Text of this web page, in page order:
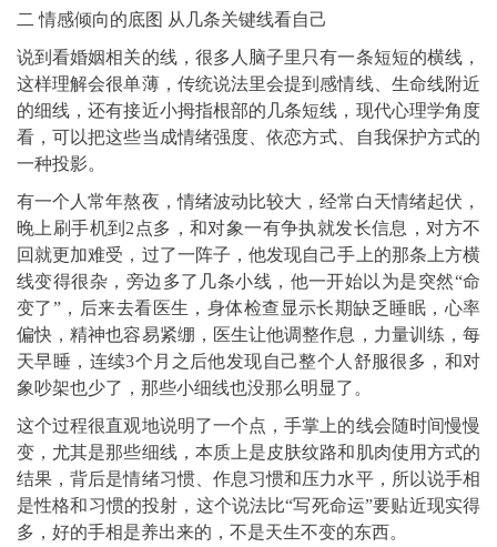
二 情感倾向的底图 从几条关键线看自己
说到看婚姻相关的线，很多人脑子里只有一条短短的横线，
这样理解会很单薄，传统说法里会提到感情线、生命线附近
的细线，还有接近小拇指根部的几条短线，现代心理学角度
看，可以把这些当成情绪强度、依恋方式、自我保护方式的
一种投影。
有一个人常年熬夜，情绪波动比较大，经常白天情绪起伏，
晚上刷手机到2点多，和对象一有争执就发长信息，对方不
回就更加难受，过了一阵子，他发现自己手上的那条上方横
线变得很杂，旁边多了几条小线，他一开始以为是突然“命
变了”，后来去看医生，身体检查显示长期缺乏睡眠，心率
偏快，精神也容易紧绷，医生让他调整作息，力量训练，每
天早睡，连续3个月之后他发现自己整个人舒服很多，和对
象吵架也少了，那些小细线也没那么明显了。
这个过程很直观地说明了一个点，手掌上的线会随时间慢慢
变，尤其是那些细线，本质上是皮肤纹路和肌肉使用方式的
结果，背后是情绪习惯、作息习惯和压力水平，所以说手相
是性格和习惯的投射，这个说法比“写死命运”要贴近现实得
多，好的手相是养出来的，不是天生不变的东西。